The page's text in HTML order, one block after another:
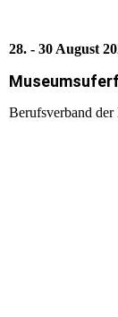
28. - 30 August
Berufsverband